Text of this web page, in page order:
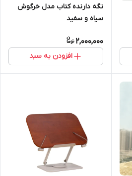
نگه دارنده کتاب مدل خرگوش
سیاه و سفید
2,000,000
افزودن به سبد